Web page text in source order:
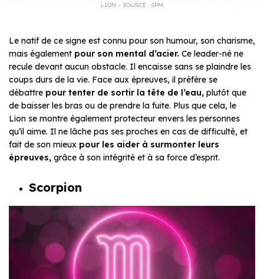
LION – SOURCE : SPM
Le natif de ce signe est connu pour son humour, son charisme,
mais également pour son mental d’acier. Ce leader-né ne
recule devant aucun obstacle. Il encaisse sans se plaindre les
coups durs de la vie. Face aux épreuves, il préfère se
débattre pour tenter de sortir la tête de l’eau, plutôt que
de baisser les bras ou de prendre la fuite. Plus que cela, le
Lion se montre également protecteur envers les personnes
qu’il aime. Il ne lâche pas ses proches en cas de difficulté, et
fait de son mieux pour les aider à surmonter leurs
épreuves, grâce à son intégrité et à sa force d’esprit.
Scorpion